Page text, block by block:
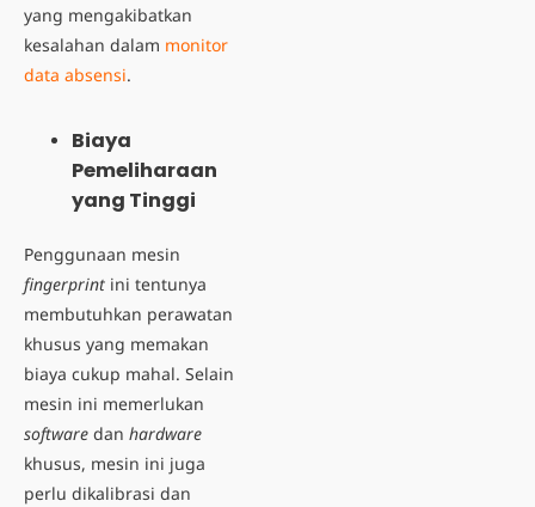
yang mengakibatkan
kesalahan dalam monitor
data absensi.
Biaya
Pemeliharaan
yang Tinggi
Penggunaan mesin
fingerprint ini tentunya
membutuhkan perawatan
khusus yang memakan
biaya cukup mahal. Selain
mesin ini memerlukan
software dan hardware
khusus, mesin ini juga
perlu dikalibrasi dan